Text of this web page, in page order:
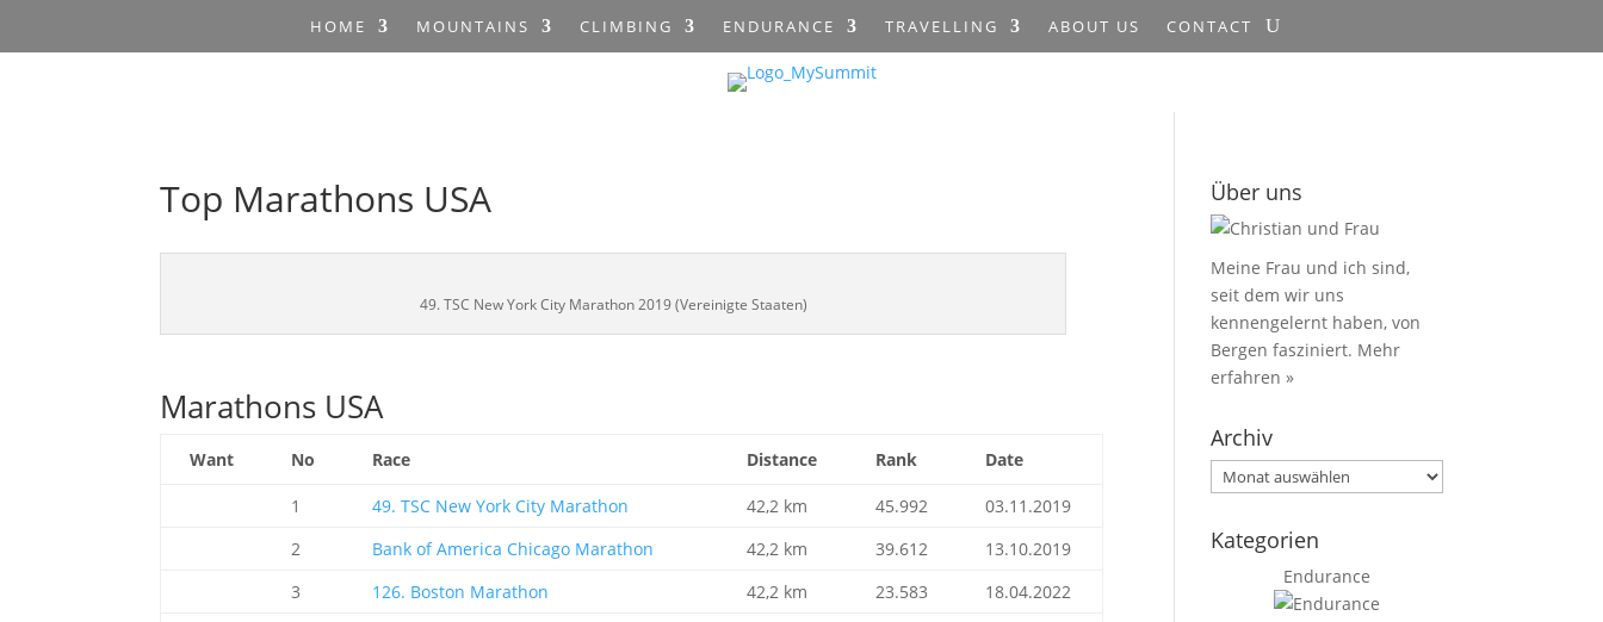
HOME MOUNTAINS CLIMBING ENDURANCE TRAVELLING ABOUT US CONTACT
Top Marathons USA
49. TSC New York City Marathon 2019 (Vereinigte Staaten)
Marathons USA
Want No Race Distance Rank Date
1 49. TSC New York City Marathon 42,2 km 45.992
03.11.2019
2
Bank of America Chicago Marathon 42,2 km 39.612
13.10.2019
3
126. Boston Marathon 42,2 km 23.583
18.04.2022
Über uns
Meine Frau und ich sind,
seit dem wir uns
kennengelernt haben, von
Bergen fasziniert. Mehr
erfahren »
Archiv
Archiv
Kategorien
Endurance